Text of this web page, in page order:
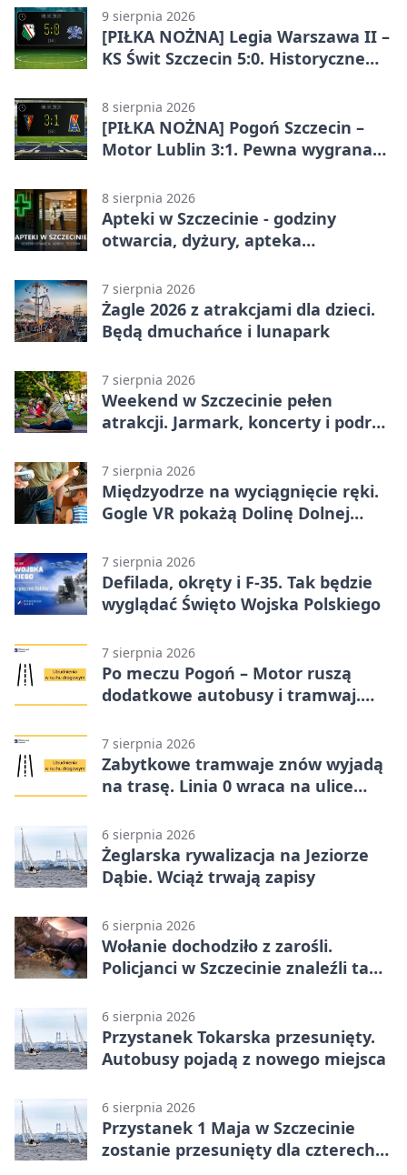
9 sierpnia 2026
[PIŁKA NOŻNA] Legia Warszawa II –
KS Świt Szczecin 5:0. Historyczne
lidze
8 sierpnia 2026
[PIŁKA NOŻNA] Pogoń Szczecin –
Motor Lublin 3:1. Pewna wygrana
8 sierpnia 2026
Apteki w Szczecinie - godziny
otwarcia, dyżury, apteka
7 sierpnia 2026
Żagle 2026 z atrakcjami dla dzieci.
Będą dmuchańce i lunapark
7 sierpnia 2026
Weekend w Szczecinie pełen
atrakcji. Jarmark, koncerty i podróż
7 sierpnia 2026
Międzyodrze na wyciągnięcie ręki.
Gogle VR pokażą Dolinę Dolnej
7 sierpnia 2026
Defilada, okręty i F-35. Tak będzie
wyglądać Święto Wojska Polskiego
7 sierpnia 2026
Po meczu Pogoń – Motor ruszą
dodatkowe autobusy i tramwaj.
7 sierpnia 2026
Zabytkowe tramwaje znów wyjadą
na trasę. Linia 0 wraca na ulice
6 sierpnia 2026
Żeglarska rywalizacja na Jeziorze
Dąbie. Wciąż trwają zapisy
6 sierpnia 2026
Wołanie dochodziło z zarośli.
Policjanci w Szczecinie znaleźli tam
6 sierpnia 2026
Przystanek Tokarska przesunięty.
Autobusy pojadą z nowego miejsca
6 sierpnia 2026
Przystanek 1 Maja w Szczecinie
zostanie przesunięty dla czterech